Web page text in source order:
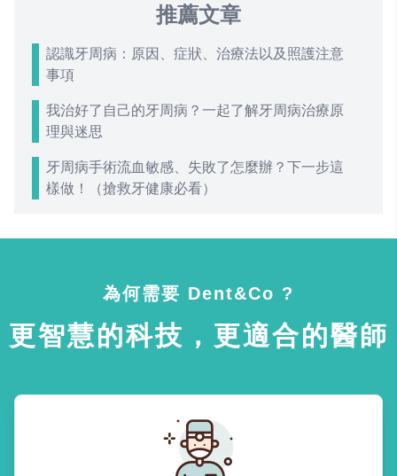
推薦文章
認識牙周病：原因、症狀、治療法以及照護注意
事項
我治好了自己的牙周病？一起了解牙周病治療原
理與迷思
牙周病手術流血敏感、失敗了怎麼辦？下一步這
樣做！（搶救牙健康必看）
為何需要 Dent&Co ?
更智慧的科技，更適合的醫師